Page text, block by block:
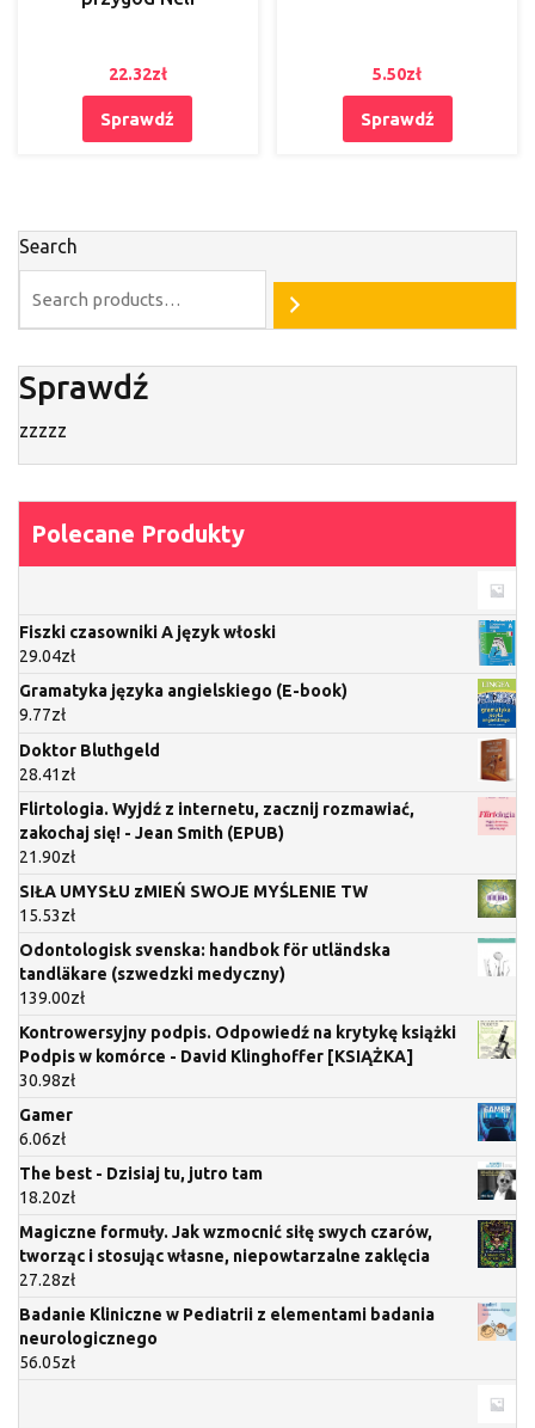
22.32zł
Sprawdź
5.50zł
Sprawdź
Search
Sprawdź
zzzzz
Polecane Produkty
Fiszki czasowniki A język włoski
29.04zł
Gramatyka języka angielskiego (E-book)
9.77zł
Doktor Bluthgeld
28.41 zł
Flirtologia. Wyjdź z internetu, zacznij rozmawiać,
zakochaj się! - Jean Smith (EPUB)
21.90zł
SIŁA UMYSŁU zMIEŃ SWOJE MYŚLENIE TW
15.53zł
Odontologisk svenska: handbok för utländska
tandläkare (szwedzki medyczny)
139.00zł
Kontrowersyjny podpis. Odpowiedź na krytykę książki
Podpis w komórce - David Klinghoffer [KSIĄŻKA]
30.98zł
Gamer
6.06zł
The best - Dzisiaj tu, jutro tam
18.20zł
Magiczne formuły. Jak wzmocnić siłę swych czarów,
tworząc i stosując własne, niepowtarzalne zaklęcia
27.28zł
Badanie Kliniczne w Pediatrii z elementami badania
neurologicznego
56.05zł